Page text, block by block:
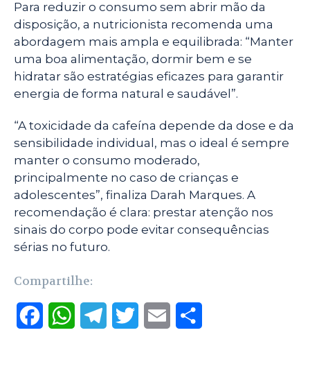
Para reduzir o consumo sem abrir mão da
disposição, a nutricionista recomenda uma
abordagem mais ampla e equilibrada: “Manter
uma boa alimentação, dormir bem e se
hidratar são estratégias eficazes para garantir
energia de forma natural e saudável”.
“A toxicidade da cafeína depende da dose e da
sensibilidade individual, mas o ideal é sempre
manter o consumo moderado,
principalmente no caso de crianças e
adolescentes”, finaliza Darah Marques. A
recomendação é clara: prestar atenção nos
sinais do corpo pode evitar consequências
sérias no futuro.
Compartilhe:
W